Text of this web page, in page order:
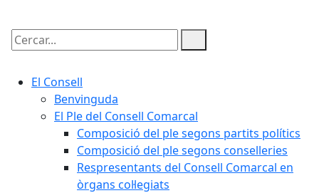
Cercar:
El Consell
Benvinguda
El Ple del Consell Comarcal
Composició del ple segons partits polítics
Composició del ple segons conselleries
Respresentants del Consell Comarcal en
òrgans col·legiats